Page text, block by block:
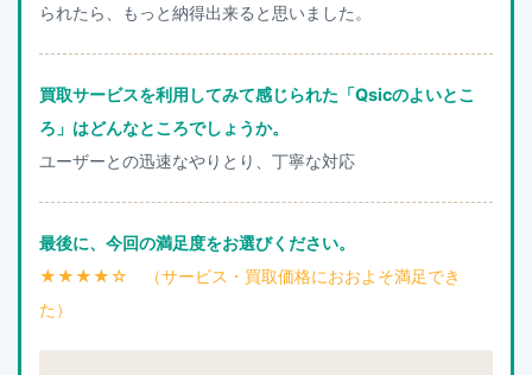
られたら、もっと納得出来ると思いました。
買取サービスを利用してみて感じられた「Qsicのよいとこ
ろ」はどんなところでしょうか。
ユーザーとの迅速なやりとり、丁寧な対応
最後に、今回の満足度をお選びください。
★★★★☆ （サービス・買取価格におおよそ満足でき
た）